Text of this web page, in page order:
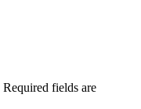
Required fields are